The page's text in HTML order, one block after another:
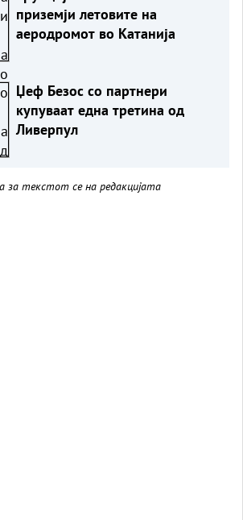
приземји летовите на
аеродромот во Катанија
Џеф Безос со партнери
купуваат една третина од
Ливерпул
за текстот се на редакцијата